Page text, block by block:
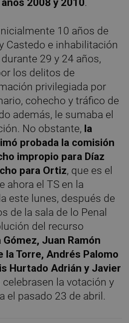
2008 y 2010.
10 años de
Castedo e inhabilitación
29 y 24 años,
los delitos de
privilegiada por
cohecho y tráfico de
además, le sumaba el
No obstante, la
probada la comisión
impropio para Díaz
para Ortiz, que es el
ahora el TS en la
este lunes, después de
de la sala de lo Penal
del recurso
Juan Ramón
la Torre, Andrés Palomo
Hurtado Adrián y Javier
celebrasen la votación y
el pasado 23 de abril.